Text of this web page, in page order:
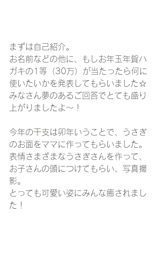
まずは自己紹介。
お名前などの他に、もしお年玉年賀ハ
ガキの1等（30万）が当たったら何に
使いたいかを発表してもらいました☆
みなさん夢のあるご回答でとても盛り
上がりましたよ～！
今年の干支は卯年いうことで、うさぎ
のお面をママに作ってもらいました。
表情さまざまなうさぎさんを作って、
お子さんの頭につけてもらい、写真撮
影。
とっても可愛い姿にみんな癒されまし
た！